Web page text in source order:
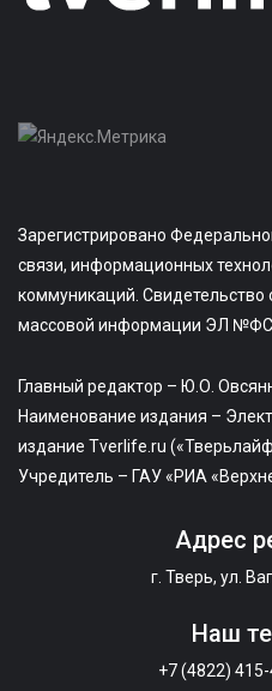
Зарегистрировано
связи, информационных
коммуникаций. Свидетельство
массовой информации ЭЛ
Главный редактор – Ю.О.
Наименование издания –
издание Tverlife.ru
Учредитель – ГАУ «РИА
Адрес
г. Тверь, ул.
Наш
+7 (4822)